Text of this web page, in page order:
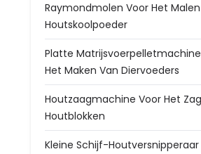
Raymondmolen Voor Het
Houtskoolpoeder
Platte
Het Maken Van Diervoeders
Houtzaagmachine Voor Het
Houtblokken
Kleine Schijf-Houtversnipperaar